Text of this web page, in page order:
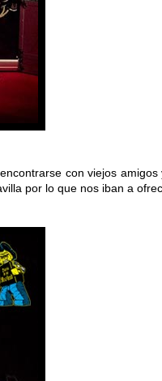
con viejos amigos
por lo que nos iban a